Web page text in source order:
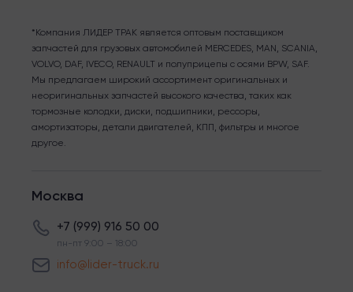
*Компания ЛИДЕР ТРАК является оптовым поставщиком
запчастей для грузовых автомобилей MERCEDES, MAN, SCANIA,
VOLVO, DAF, IVECO, RENAULT и полуприцепы с осями BPW, SAF.
Мы предлагаем широкий ассортимент оригинальных и
неоригинальных запчастей высокого качества, таких как
тормозные колодки, диски, подшипники, рессоры,
амортизаторы, детали двигателей, КПП, фильтры и многое
другое.
Москва
+7 (999) 916 50 00
пн-пт 9:00 – 18:00
info@lider-truck.ru